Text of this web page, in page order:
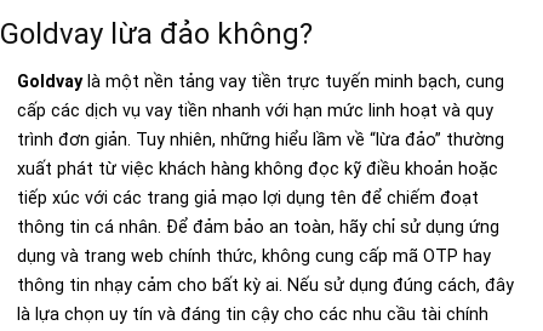
Goldvay lừa đảo không?
Goldvaylà một nền tảng vay tiền trực tuyến minh bạch, cung
cấp các dịch vụ vay tiền nhanh với hạn mức linh hoạt và quy
trình đơn giản. Tuy nhiên, những hiểu lầm về “lừa đảo” thường
xuất phát từ việc khách hàng không đọc kỹ điều khoản hoặc
tiếp xúc với các trang giả mạo lợi dụng tên để chiếm đoạt
thông tin cá nhân. Để đảm bảo an toàn, hãy chỉ sử dụng ứng
dụng và trang web chính thức, không cung cấp mã OTP hay
thông tin nhạy cảm cho bất kỳ ai. Nếu sử dụng đúng cách, đây
là lựa chọn uy tín và đáng tin cậy cho các nhu cầu tài chính